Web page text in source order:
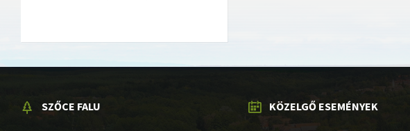
SZŐCE FALU KÖZELGŐ ESEMÉNYEK